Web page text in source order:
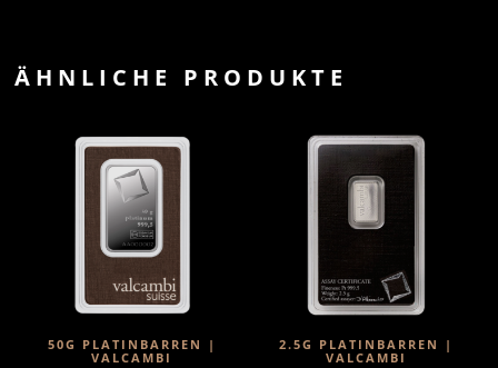
ÄHNLICHE PRODUKTE
50G PLATINBARREN |
VALCAMBI
2.5G PLATINBARREN |
VALCAMBI